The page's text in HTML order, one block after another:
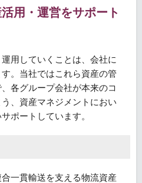
用・運営をサポート
用していくことは、会社に
。当社ではこれら資産の管
各グループ会社が本来のコ
、資産マネジメントにおい
ポートしています。
一貫輸送を支える物流資産